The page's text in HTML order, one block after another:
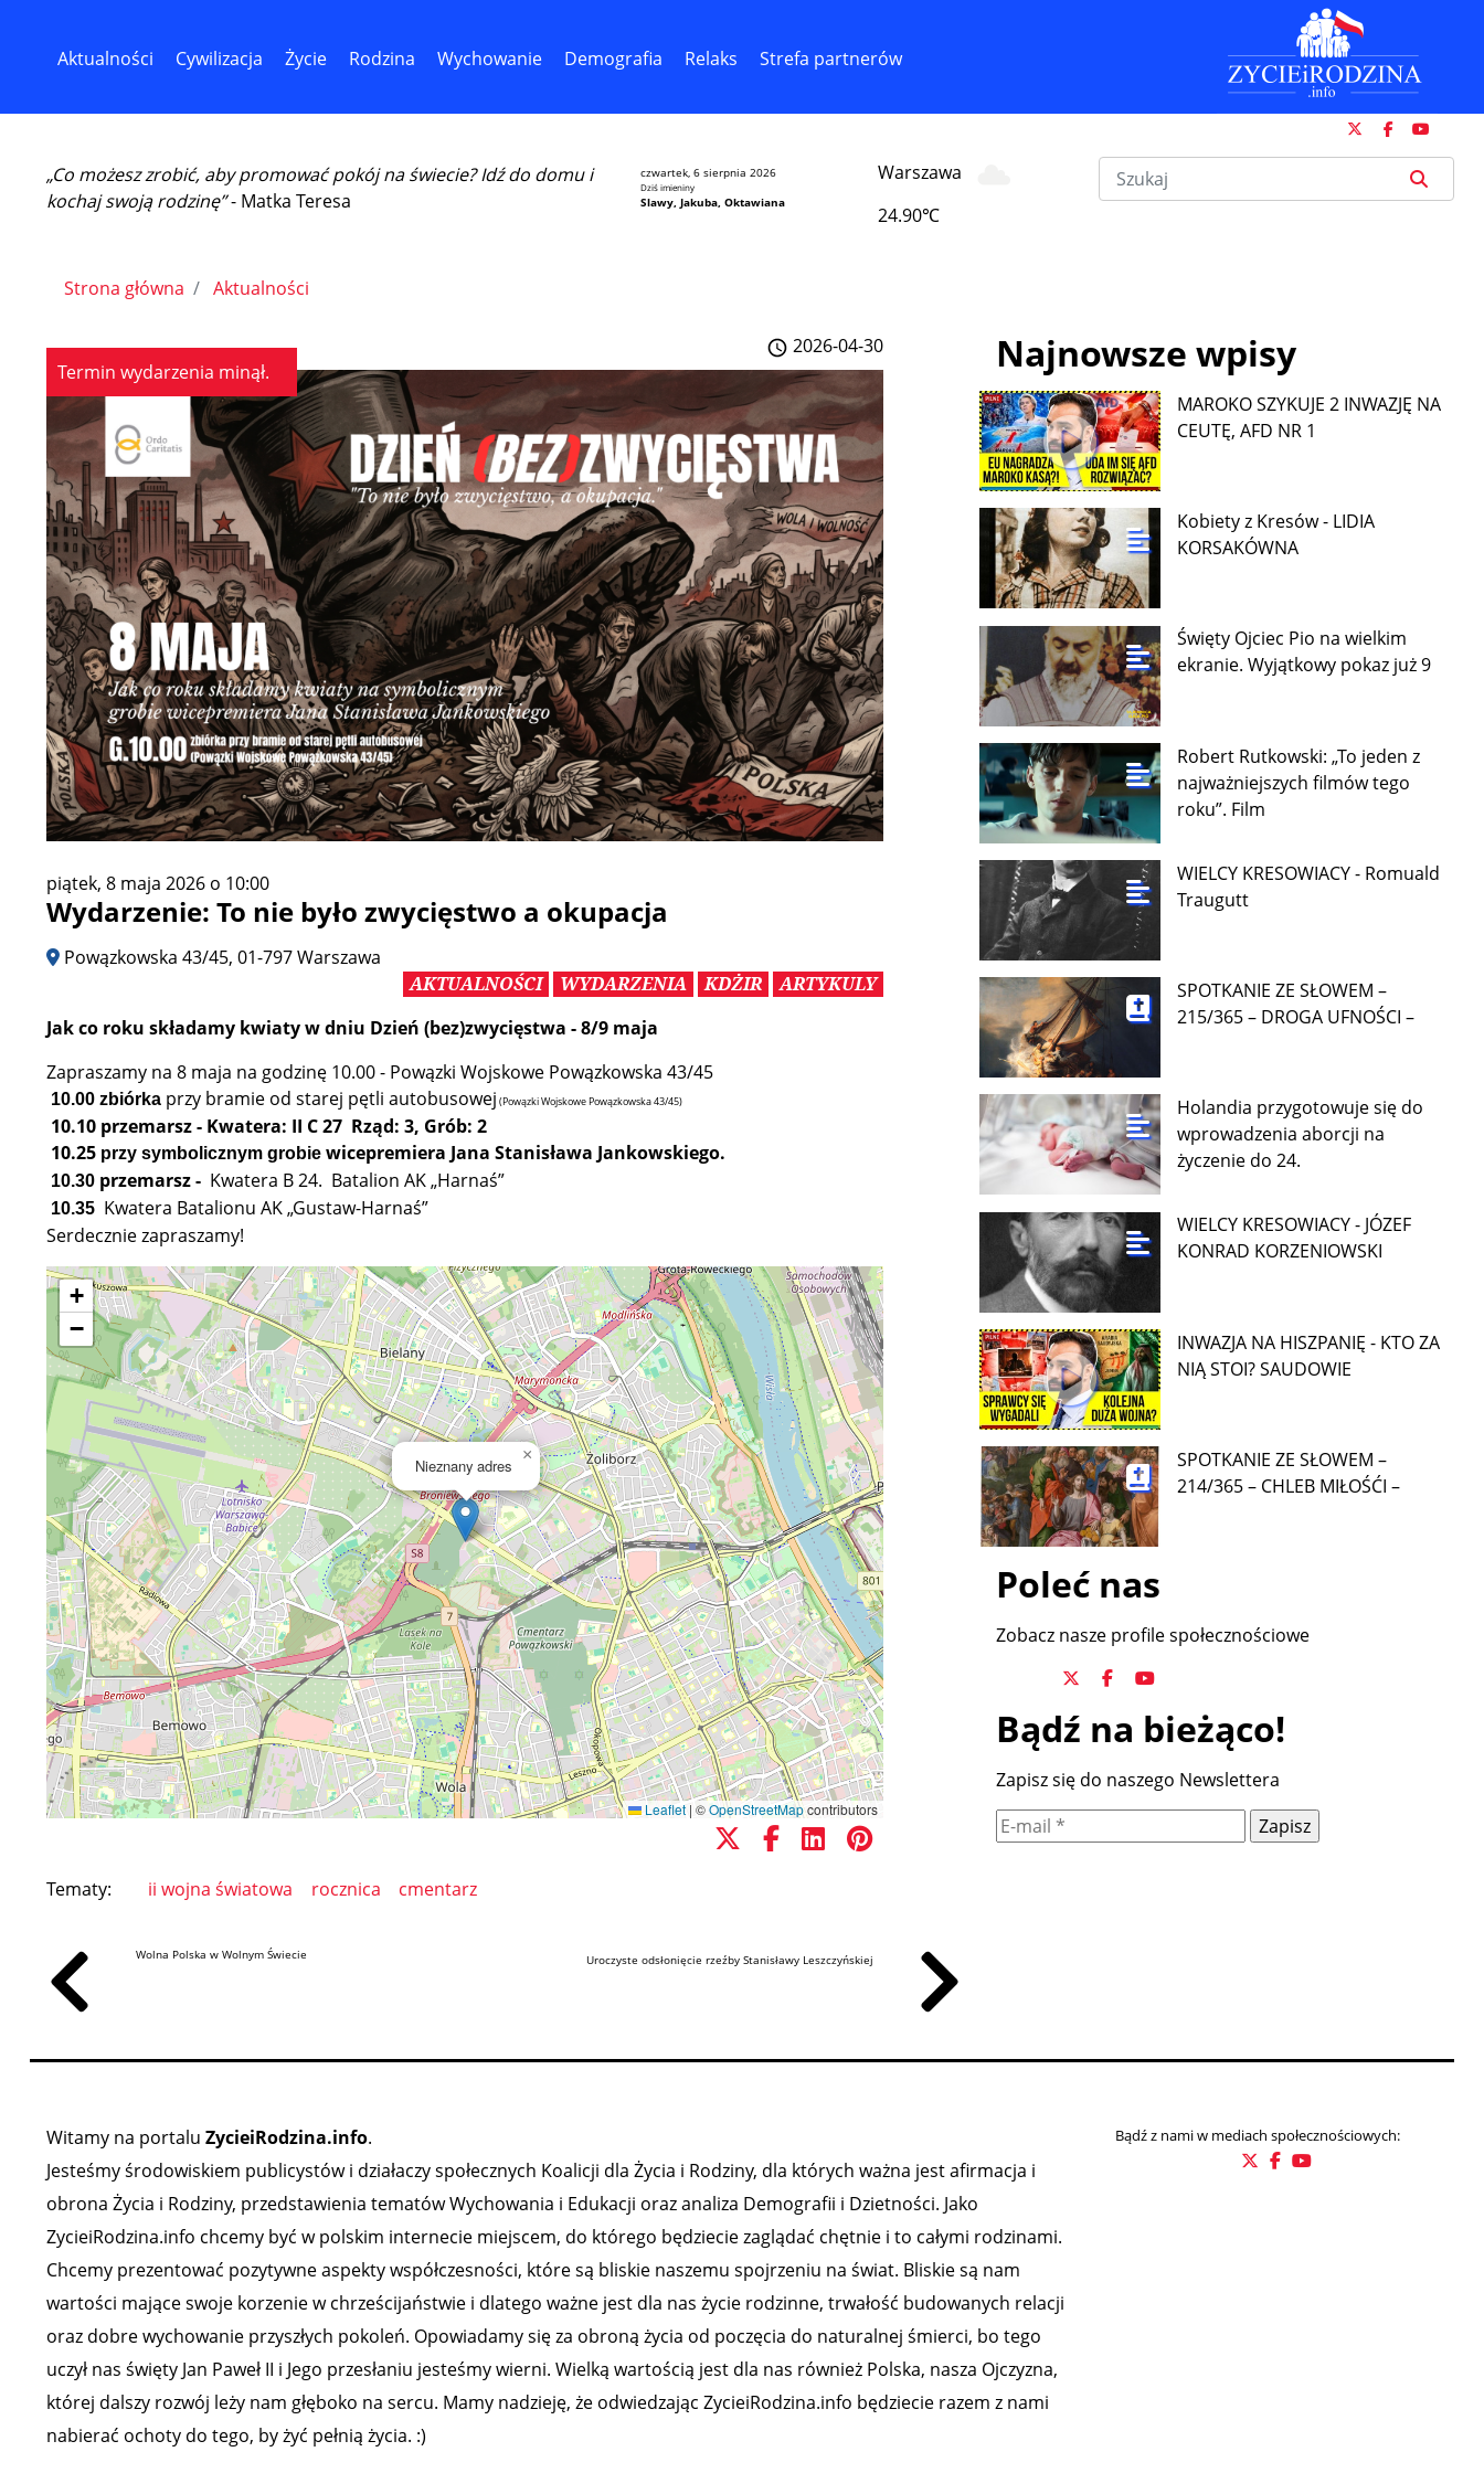
Aktualności Cywilizacja Życie Rodzina Wychowanie Demografia Relaks Strefa partnerów
„Co możesz zrobić, aby promować pokój na świecie? Idź do domu i
kochaj swoją rodzinę”- Matka Teresa
czwartek, 6 sierpnia 2026
Dziś imieniny
Slawy, Jakuba, Oktawiana
Warszawa
24.90℃
Strona główna Aktualności
2026-04-30
Termin wydarzenia minął.
piątek, 8 maja 2026 o 10:00
Wydarzenie: To nie było zwycięstwo a okupacja
Powązkowska 43/45, 01-797 Warszawa
AKTUALNOŚCI
WYDARZENIA KDŻIR
ARTYKULY
Jak co roku składamy kwiaty w dniu Dzień (bez)zwycięstwa - 8/9 maja
Zapraszamy na 8 maja na godzinę 10.00 - Powązki Wojskowe Powązkowska 43/45
10.00 zbiórka przy bramie od starej pętli autobusowej (Powązki Wojskowe Powązkowska 43/45)
10.10 przemarsz - Kwatera: II C 27 Rząd: 3, Grób: 2
10.25 przy symbolicznym grobie wicepremiera Jana Stanisława Jankowskiego.
10.30 przemarsz - Kwatera B 24. Batalion AK „Harnaś”
10.35 Kwatera Batalionu AK „Gustaw-Harnaś”
Serdecznie zapraszamy!
Nieznany adres
×
+
−
Leaflet | ©OpenStreetMapcontributors
Tematy: ii wojna światowa rocznica cmentarz
Wolna Polska w Wolnym Świecie Uroczyste odsłonięcie rzeźby Stanisławy Leszczyńskiej
Najnowsze wpisy
MAROKO SZYKUJE 2 INWAZJĘ NA
CEUTĘ, AFD NR 1
Kobiety z Kresów - LIDIA
KORSAKÓWNA
Święty Ojciec Pio na wielkim
ekranie. Wyjątkowy pokaz już 9
Robert Rutkowski: „To jeden z
najważniejszych filmów tego
roku”. Film
WIELCY KRESOWIACY - Romuald
Traugutt
SPOTKANIE ZE SŁOWEM –
215/365 – DROGA UFNOŚCI –
Holandia przygotowuje się do
wprowadzenia aborcji na
życzenie do 24.
WIELCY KRESOWIACY - JÓZEF
KONRAD KORZENIOWSKI
INWAZJA NA HISZPANIĘ - KTO ZA
NIĄ STOI? SAUDOWIE
SPOTKANIE ZE SŁOWEM –
214/365 – CHLEB MIŁOŚĆI –
Poleć nas
Zobacz nasze profile społecznościowe
Bądź na bieżąco!
Zapisz się do naszego Newslettera
Witamy na portalu ZycieiRodzina.info.
Jesteśmy środowiskiem publicystów i działaczy społecznych Koalicji dla Życia i Rodziny, dla których ważna jest afirmacja i
obrona Życia i Rodziny, przedstawienia tematów Wychowania i Edukacji oraz analiza Demografii i Dzietności. Jako
ZycieiRodzina.info chcemy być w polskim internecie miejscem, do którego będziecie zaglądać chętnie i to całymi rodzinami.
Chcemy prezentować pozytywne aspekty współczesności, które są bliskie naszemu spojrzeniu na świat. Bliskie są nam
wartości mające swoje korzenie w chrześcijaństwie i dlatego ważne jest dla nas życie rodzinne, trwałość budowanych relacji
oraz dobre wychowanie przyszłych pokoleń. Opowiadamy się za obroną życia od poczęcia do naturalnej śmierci, bo tego
uczył nas święty Jan Paweł II i Jego przesłaniu jesteśmy wierni. Wielką wartością jest dla nas również Polska, nasza Ojczyzna,
której dalszy rozwój leży nam głęboko na sercu. Mamy nadzieję, że odwiedzając ZycieiRodzina.info będziecie razem z nami
nabierać ochoty do tego, by żyć pełnią życia. :)
Bądź z nami w mediach społecznościowych: